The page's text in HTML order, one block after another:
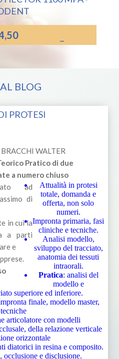
–
BLOG
PROTESI
WALTER
Pratico di due
a numero chiuso
ad
di
in cui la
a parti
e
Attualità in protesi
totale, domanda e
offerta, non solo
numeri.
Impronta primaria, fasi
cliniche e tecniche.
Analisi modello,
sviluppo del tracciato,
anatomia dei tessuti
intraorali.
Pratica: analisi del
modello e
superiore ed inferiore.
finale, modello master,
articolatore con modelli
della relazione verticale
orizzontale
diatorici in resina e composito.
occlusione e disclusione.